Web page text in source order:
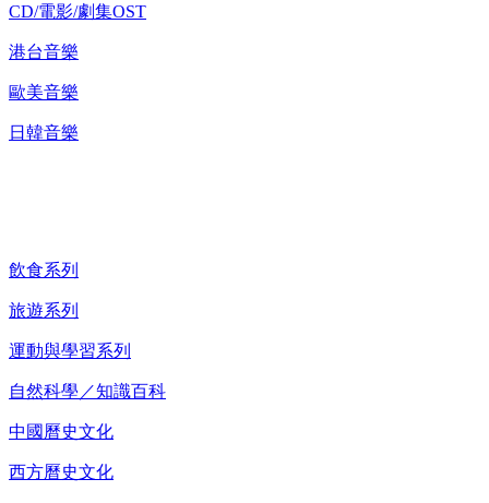
CD/電影/劇集OST
港台音樂
歐美音樂
日韓音樂
飲食系列
旅遊系列
運動與學習系列
自然科學／知識百科
中國曆史文化
西方曆史文化